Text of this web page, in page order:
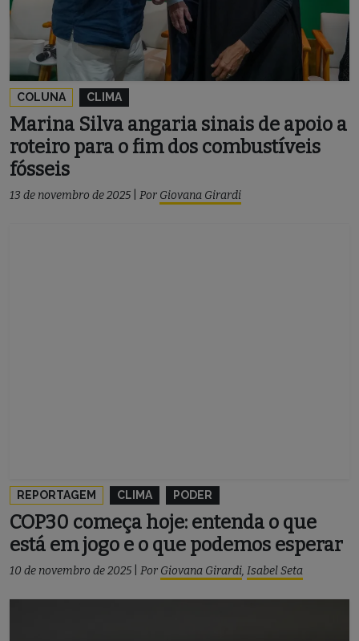
COLUNA CLIMA
Marina Silva angaria sinais de apoio a
roteiro para o fim dos combustíveis
fósseis
13 de novembro de 2025 Por Giovana Girardi
REPORTAGEM CLIMA PODER
COP30 começa hoje: entenda o que
está em jogo e o que podemos esperar
10 de novembro de 2025 Por Giovana Girardi, Isabel Seta